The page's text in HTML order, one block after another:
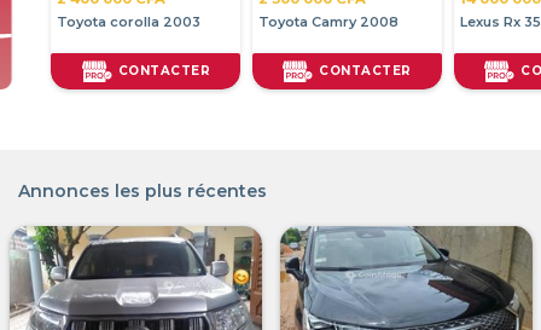
Toyota Camry 2008
CONTACTER
Lexus Rx 350 2017
CONTACTER
Toyota
Annonces les plus récentes